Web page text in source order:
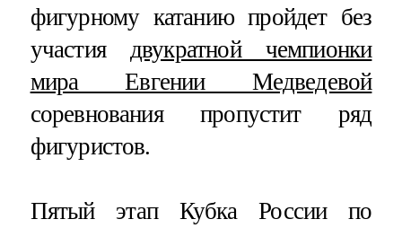
фигурному катанию пройдет без
участия двукратной чемпионки
мира Евгении Медведевой
соревнования пропустит ряд
фигуристов.
Пятый этап Кубка России по